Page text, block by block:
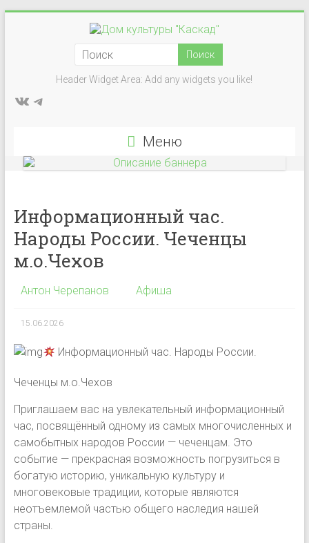
культуры
"Каскад"
городского
округа
Чехов
Header Widget Area: Add any widgets you like!
ВКонтакте
Telegram
Меню
Информационный час.
Народы России. Чеченцы
м.о.Чехов
Антон Черепанов Афиша
15.06.2026
Информационный час. Народы России.
Чеченцы м.о.Чехов
Приглашаем вас на увлекательный информационный
час, посвящённый одному из самых многочисленных и
самобытных народов России — чеченцам. Это
событие — прекрасная возможность погрузиться в
богатую историю, уникальную культуру и
многовековые традиции, которые являются
неотъемлемой частью общего наследия нашей
страны.